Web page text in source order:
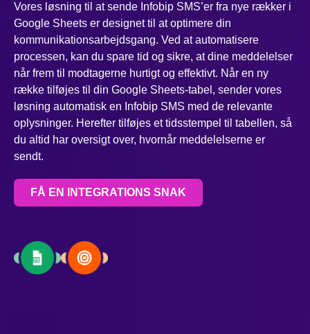
Vores løsning til at sende Infobip SMS’er fra nye rækker i
Google Sheets er designet til at optimere din
kommunikationsarbejdsgang. Ved at automatisere
processen, kan du spare tid og sikre, at dine meddelelser
når frem til modtagerne hurtigt og effektivt. Når en ny
række tilføjes til din Google Sheets-tabel, sender vores
løsning automatisk en Infobip SMS med de relevante
oplysninger. Herefter tilføjes et tidsstempel til tabellen, så
du altid har oversigt over, hvornår meddelelserne er
sendt.
FÅ EN INTEGRATIONS SNAK